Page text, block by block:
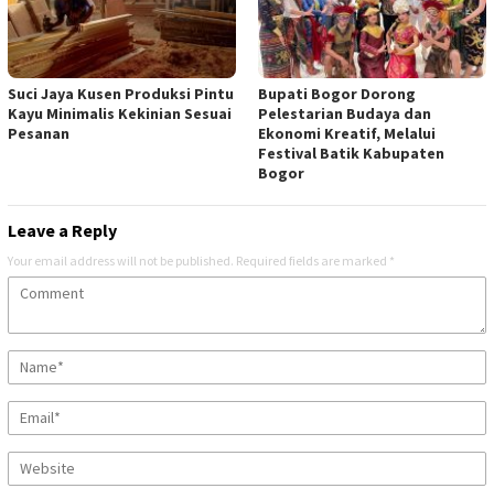
Suci Jaya Kusen Produksi Pintu
Kayu Minimalis Kekinian Sesuai
Pesanan
Bupati Bogor Dorong
Pelestarian Budaya dan
Ekonomi Kreatif, Melalui
Festival Batik Kabupaten
Bogor
Leave a Reply
Your email address will not be published. Required fields are marked *